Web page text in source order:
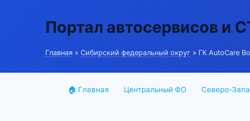
Портал автосервисов и
Главная » Сибирский федеральный округ » ГК AutoCare
🏠 Главная Центральный ФО Северо-